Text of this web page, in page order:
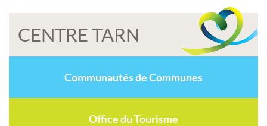
CENTRE TARN
Communautés de Communes
Office du Tourisme